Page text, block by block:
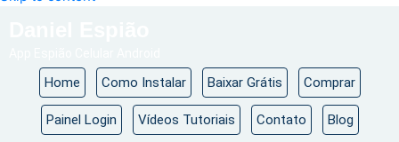
Home Como Instalar Baixar Grátis Comprar
Painel Login Vídeos Tutoriais Contato Blog